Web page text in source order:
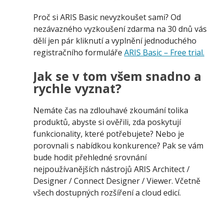
Proč si ARIS Basic nevyzkoušet sami? Od
nezávazného vyzkoušení zdarma na 30 dnů vás
dělí jen pár kliknutí a vyplnění jednoduchého
registračního formuláře ARIS Basic – Free trial.
Jak se v tom všem snadno a
rychle vyznat?
Nemáte čas na zdlouhavé zkoumání tolika
produktů, abyste si ověřili, zda poskytují
funkcionality, které potřebujete? Nebo je
porovnali s nabídkou konkurence? Pak se vám
bude hodit přehledné srovnání
nejpoužívanějších nástrojů ARIS Architect /
Designer / Connect Designer / Viewer. Včetně
všech dostupných rozšíření a cloud edicí.